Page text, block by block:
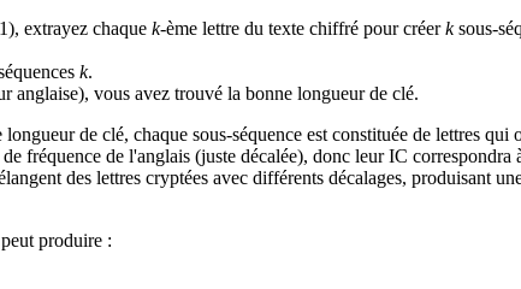
extrayez chaque k-ème lettre du texte chiffré pour créerksous-
k.
anglaise), vous avez trouvé la bonne longueur de clé.
de clé, chaque sous-séquence est constituée de lettres qui
fréquence de l'anglais (juste décalée), donc leur IC
des lettres cryptées avec différents décalages, produisant
produire :